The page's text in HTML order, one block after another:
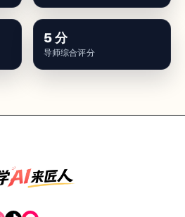
5分
导师综合评分